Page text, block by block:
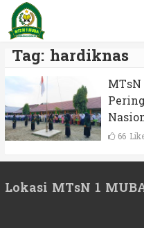
Tag: hardiknas
66
Lokasi MTsN 1